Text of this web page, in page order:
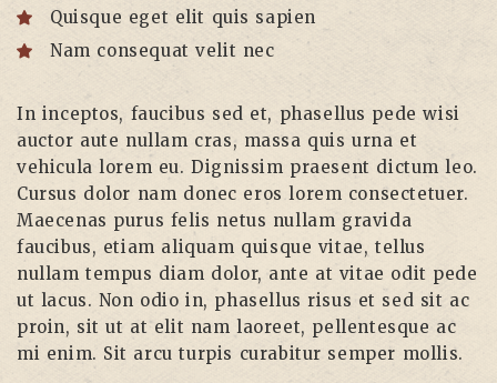
Quisque eget elit quis sapien
Nam consequat velit nec
In inceptos, faucibus sed et, phasellus pede wisi
auctor aute nullam cras, massa quis urna et
vehicula lorem eu. Dignissim praesent dictum leo.
Cursus dolor nam donec eros lorem consectetuer.
Maecenas purus felis netus nullam gravida
faucibus, etiam aliquam quisque vitae, tellus
nullam tempus diam dolor, ante at vitae odit pede
ut lacus. Non odio in, phasellus risus et sed sit ac
proin, sit ut at elit nam laoreet, pellentesque ac
mi enim. Sit arcu turpis curabitur semper mollis.